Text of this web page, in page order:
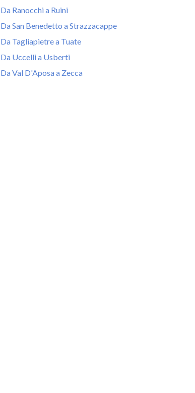
Da Ranocchi a Ruini
Da San Benedetto a Strazzacappe
Da Tagliapietre a Tuate
Da Uccelli a Usberti
Da Val D'Aposa a Zecca